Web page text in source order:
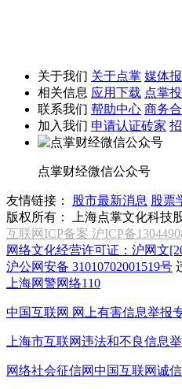
关于我们 关于点掌 媒体
相关信息 应用下载 点掌
联系我们 帮助中心 商务
加入我们 申请认证砖家
点掌财经微信公众号
友情链接： 股市最新消息 股票
版权所有：
上海点掌文化科技
互联网ICP备案 沪ICP备
网络文化经营许可证：沪网文
沪公网安备 31010702001519号
上海网警网络110
中国互联网 网上有害信息举报
上海市互联网违法和不良信息
网络社会征信网中国互联网诚